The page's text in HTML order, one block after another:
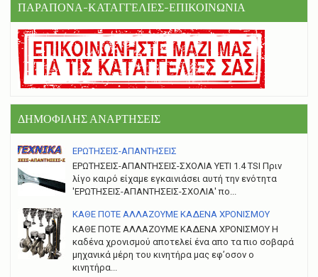
ΠΑΡΑΠΟΝΑ-ΚΑΤΑΓΓΕΛΙΕΣ-ΕΠΙΚΟΙΝΩΝΙΑ
ΔΗΜΟΦΙΛΗΣ ΑΝΑΡΤΗΣΕΙΣ
ΕΡΩΤΗΣΕΙΣ-ΑΠΑΝΤΗΣΕΙΣ
ΕΡΩΤΗΣΕΙΣ-ΑΠΑΝΤΗΣΕΙΣ-ΣΧΟΛΙΑ YETI 1.4 TSI Πριν
λίγο καιρό είχαμε εγκαινιάσει αυτή την ενότητα
'ΕΡΩΤΗΣΕΙΣ-ΑΠΑΝΤΗΣΕΙΣ-ΣΧΟΛΙΑ' πο...
ΚΑΘΕ ΠΟΤΕ ΑΛΛΑΖΟΥΜΕ ΚΑΔΕΝΑ ΧΡΟΝΙΣΜΟΥ
ΚΑΘΕ ΠΟΤΕ ΑΛΛΑΖΟΥΜΕ ΚΑΔΕΝΑ ΧΡΟΝΙΣΜΟΥ Η
καδένα χρονισμού αποτελεί ένα απο τα πιο σοβαρά
μηχανικά μέρη του κινητήρα μας εφ’οσον ο
κινητήρα...